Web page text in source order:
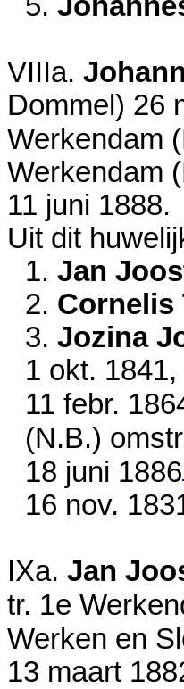
VIIIa.
Dommel) 26
Werkendam
Werkendam
11 juni 1888.
Uit dit
1. Jan
2. Cornelis
3. Jozina
1 okt. 1841
11 febr.
(N.B.)
18 juni 1886
16 nov.
IXa. Jan
tr. 1e
Werken en
13 maart